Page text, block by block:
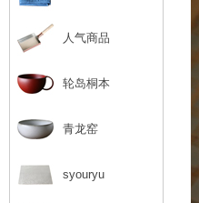
人气商品
轮岛桐本
青龙窑
syouryu